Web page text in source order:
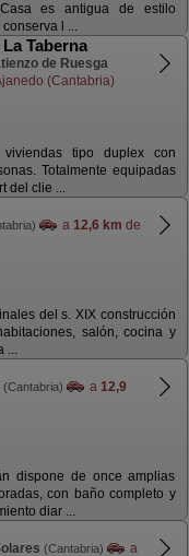
es antigua de estilo
l ...
Taberna
de Ruesga
(Cantabria)
tipo duplex con
Totalmente equipadas
del clie ...
a 12,6 km de
del s. XIX construcción
salón, cocina y
...
(Cantabria) a 12,9
dispone de once amplias
con baño completo y
diar ...
(Cantabria)
a